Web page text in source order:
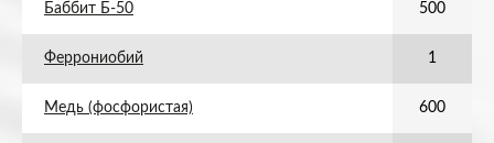
Баббит Б-50 500
Феррониобий 1
Медь (фосфористая) 600